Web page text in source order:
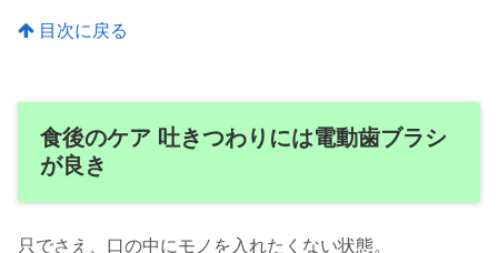
目次に戻る
食後のケア 吐きつわりには電動歯ブラシ
が良き
只でさえ、口の中にモノを入れたくない状態。